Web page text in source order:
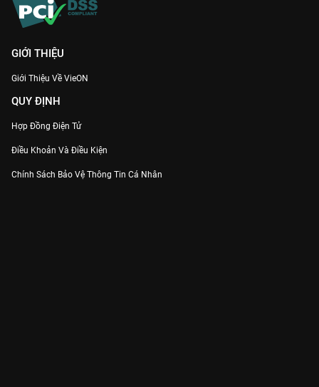
GIỚI THIỆU
Giới Thiệu Về VieON
QUY ĐỊNH
Hợp Đồng Điện Tử
Điều Khoản Và Điều Kiện
Chính Sách Bảo Vệ Thông Tin Cá Nhân